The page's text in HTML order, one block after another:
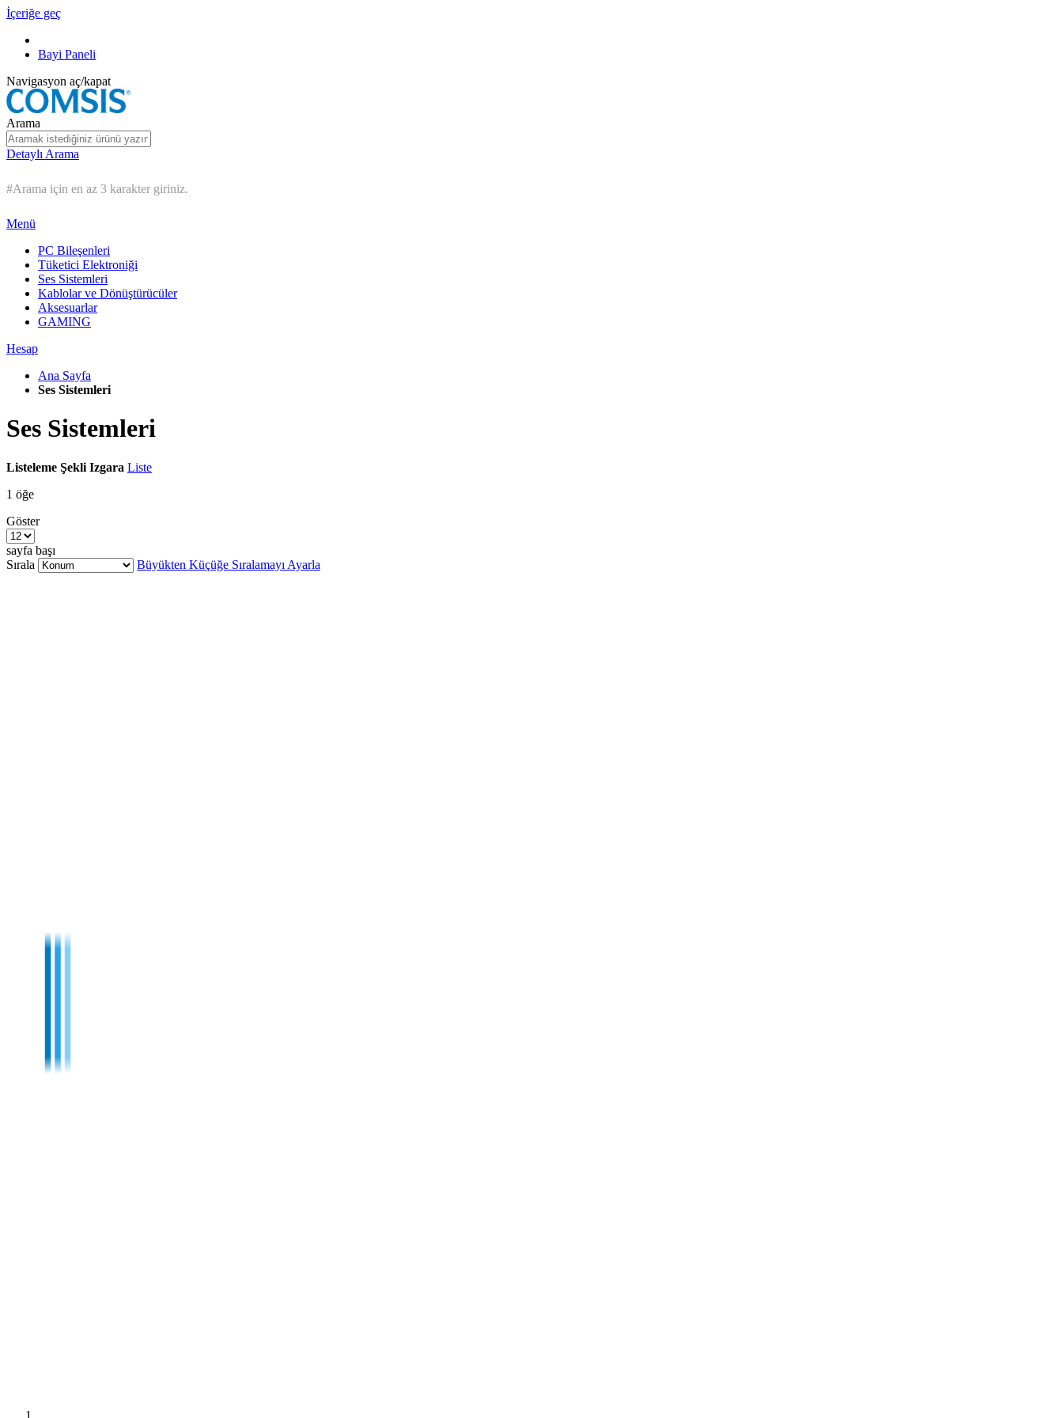
İçeriğe geç
Bayi Paneli
Navigasyon aç/kapat
Arama
Detaylı Arama
#Arama için en az 3 karakter giriniz.
Menü
PC Bileşenleri
Tüketici Elektroniği
Ses Sistemleri
Kablolar ve Dönüştürücüler
Aksesuarlar
GAMING
Hesap
Ana Sayfa
Ses Sistemleri
Ses Sistemleri
Listeleme Şekli Izgara Liste
1 öğe
Göster
sayfa başı
Sırala
Büyükten Küçüğe Sıralamayı Ayarla